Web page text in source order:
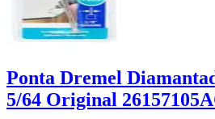
Ponta Dremel
5/64 Original